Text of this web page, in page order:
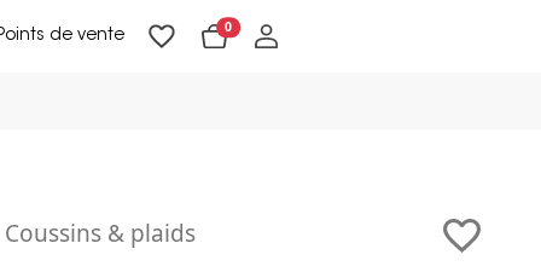
de vente 0
Coussins & plaids